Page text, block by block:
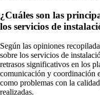
¿Cuáles son las
los servicios de
Según las opiniones
sobre los servicios de
retrasos significativos en los
comunicación y coordinación
como problemas con la
realizadas.